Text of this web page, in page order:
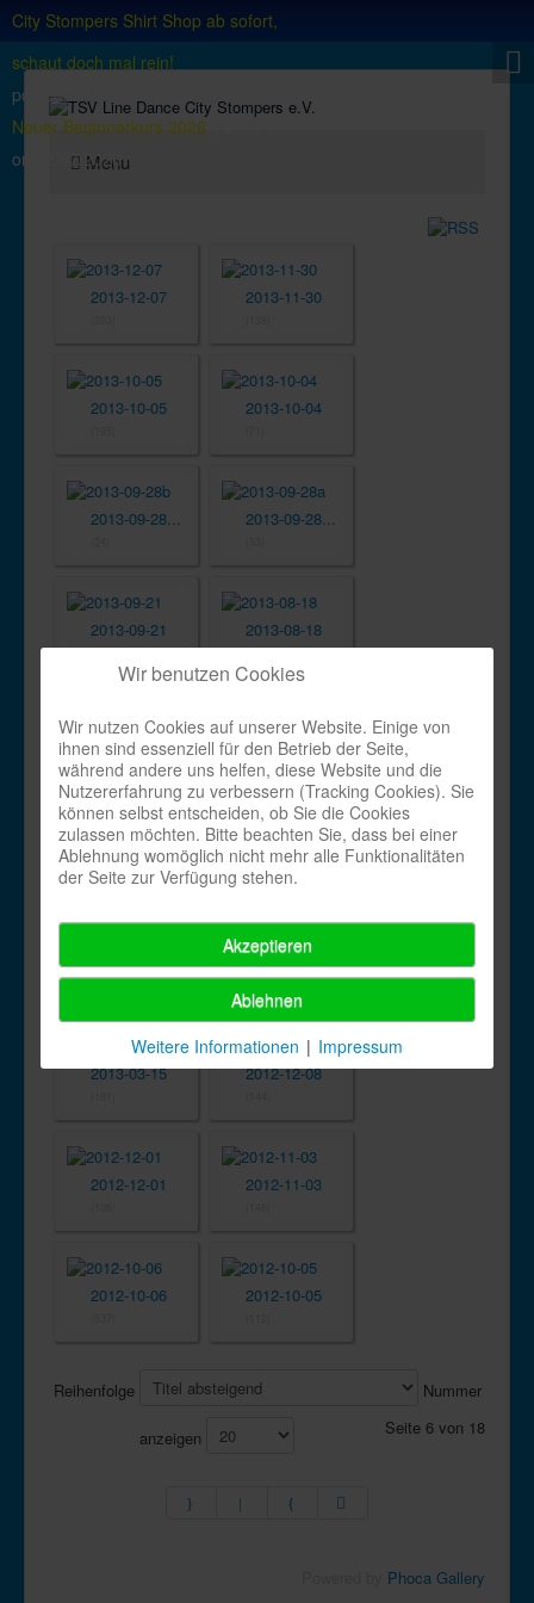
City Stompers Shirt Shop ab sofort,
schaut doch mal rein!
posted on
Neuer Beginnerkurs 2026
on
02/07/2026
Menu
2013-12-07 2013-11-30
2013-10-05 2013-10-04
2013-09-28... 2013-09-28...
2013-09-21 2013-08-18
2013-08-17
(79)
2013-08-16
(66)
2013-06-08
(90)
2013-06-01
(202)
2013-05-11 2013-04-30
2013-03-15 2012-12-08
2012-12-01 2012-11-03
2012-10-06 2012-10-05
Reihenfolge Nummer
anzeigen Seite 6 von 18
Phoca Gallery
Wir benutzen Cookies
Wir nutzen Cookies auf unserer Website. Einige von
ihnen sind essenziell für den Betrieb der Seite,
während andere uns helfen, diese Website und die
Nutzererfahrung zu verbessern (Tracking Cookies). Sie
können selbst entscheiden, ob Sie die Cookies
zulassen möchten. Bitte beachten Sie, dass bei einer
Ablehnung womöglich nicht mehr alle Funktionalitäten
der Seite zur Verfügung stehen.
Akzeptieren
Ablehnen
Weitere Informationen | Impressum